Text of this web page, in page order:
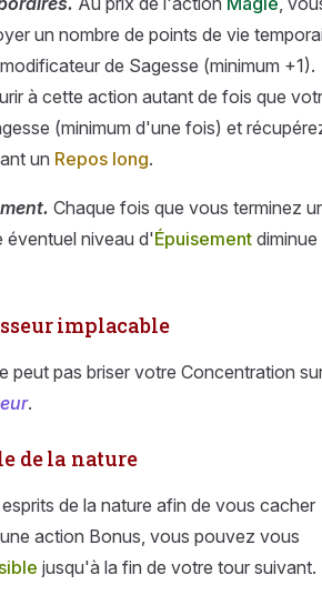
un nombre de points de vie
de Sagesse (minimum +1).
à cette action autant de fois que
(minimum d'une fois) et
un Repos long.
Chaque fois que vous terminez
éventuel niveau d'Épuisement diminue
implacable
peut pas briser votre Concentration
.
de la nature
de la nature afin de vous cacher
action Bonus, vous pouvez vous
jusqu'à la fin de votre tour suivant.